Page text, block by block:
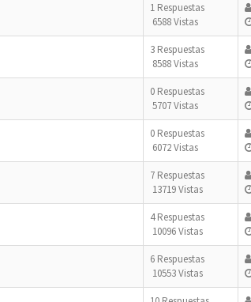
1 Respuestas
6588 Vistas
3 Respuestas
8588 Vistas
0 Respuestas
5707 Vistas
0 Respuestas
6072 Vistas
7 Respuestas
13719 Vistas
4 Respuestas
10096 Vistas
6 Respuestas
10553 Vistas